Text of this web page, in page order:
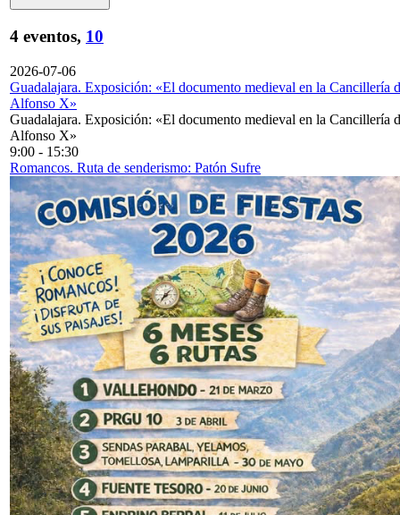
4 eventos, 10
2026-07-06
Guadalajara. Exposición: «El documento medieval en la Cancillería
Alfonso X»
Guadalajara. Exposición: «El documento medieval en la Cancillería
Alfonso X»
9:00 - 15:30
Romancos. Ruta de senderismo: Patón Sufre